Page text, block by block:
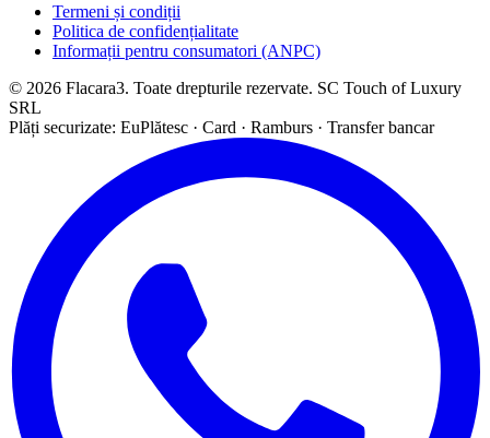
Termeni și condiții
Politica de confidențialitate
Informații pentru consumatori (ANPC)
© 2026 Flacara3. Toate drepturile rezervate. SC Touch of Luxury
SRL
Plăți securizate: EuPlătesc · Card · Ramburs · Transfer bancar